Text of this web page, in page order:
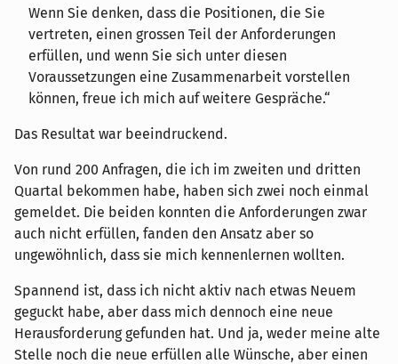
Wenn Sie denken, dass die Positionen, die Sie
vertreten, einen grossen Teil der Anforderungen
erfüllen, und wenn Sie sich unter diesen
Voraussetzungen eine Zusammenarbeit vorstellen
können, freue ich mich auf weitere Gespräche.
Das Resultat war beeindruckend.
Von rund 200 Anfragen, die ich im zweiten und dritten
Quartal bekommen habe, haben sich zwei noch einmal
gemeldet. Die beiden konnten die Anforderungen zwar
auch nicht erfüllen, fanden den Ansatz aber so
ungewöhnlich, dass sie mich kennenlernen wollten.
Spannend ist, dass ich nicht aktiv nach etwas Neuem
geguckt habe, aber dass mich dennoch eine neue
Herausforderung gefunden hat. Und ja, weder meine alte
Stelle noch die neue erfüllen alle Wünsche, aber einen